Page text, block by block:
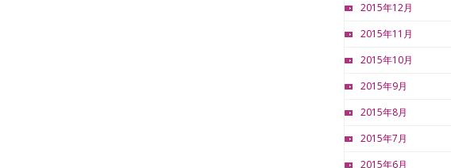
2015年12月
2015年11月
2015年10月
2015年9月
2015年8月
2015年7月
2015年6月